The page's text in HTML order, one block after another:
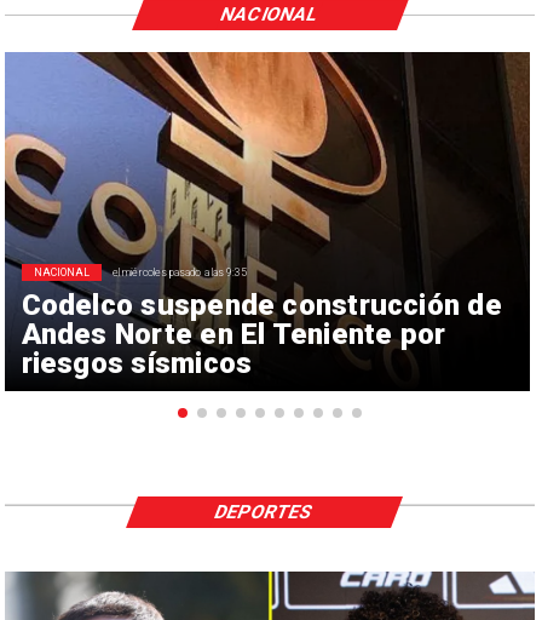
Codelco suspende construcción de
Andes Norte en El Teniente por
riesgos sísmicos
NACIONAL el miércoles pasado a las 9:35
NACIONAL
DEPORTES